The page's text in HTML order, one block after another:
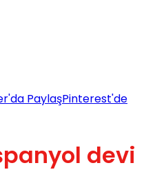
PaylaşPinterest'de
devi